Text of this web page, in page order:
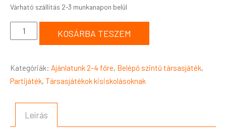
KOSÁRBA TESZEM
Kategóriák: Ajánlatunk 2-4 főre, Belépő szintű társasjáték,
Partijáték, Társasjátékok kisiskolásoknak
Leírás